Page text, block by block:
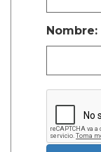
Nombre: